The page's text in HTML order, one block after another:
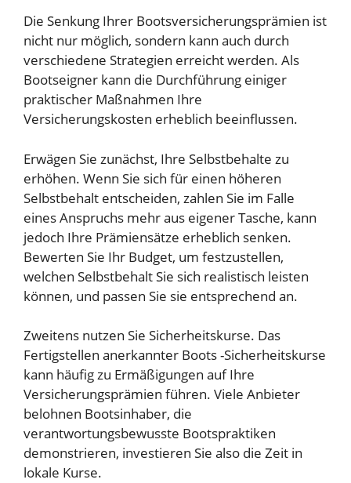
Die Senkung Ihrer Bootsversicherungsprämien ist
nicht nur möglich, sondern kann auch durch
verschiedene Strategien erreicht werden. Als
Bootseigner kann die Durchführung einiger
praktischer Maßnahmen Ihre
Versicherungskosten erheblich beeinflussen.
Erwägen Sie zunächst, Ihre Selbstbehalte zu
erhöhen. Wenn Sie sich für einen höheren
Selbstbehalt entscheiden, zahlen Sie im Falle
eines Anspruchs mehr aus eigener Tasche, kann
jedoch Ihre Prämiensätze erheblich senken.
Bewerten Sie Ihr Budget, um festzustellen,
welchen Selbstbehalt Sie sich realistisch leisten
können, und passen Sie sie entsprechend an.
Zweitens nutzen Sie Sicherheitskurse. Das
Fertigstellen anerkannter Boots -Sicherheitskurse
kann häufig zu Ermäßigungen auf Ihre
Versicherungsprämien führen. Viele Anbieter
belohnen Bootsinhaber, die
verantwortungsbewusste Bootspraktiken
demonstrieren, investieren Sie also die Zeit in
lokale Kurse.